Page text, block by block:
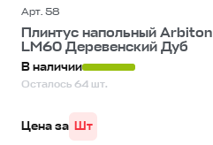
Арт. 58
Плинтус напольный Arbiton
LM60 Деревенский Дуб
В наличии
Осталось 64 шт.
Цена за Шт